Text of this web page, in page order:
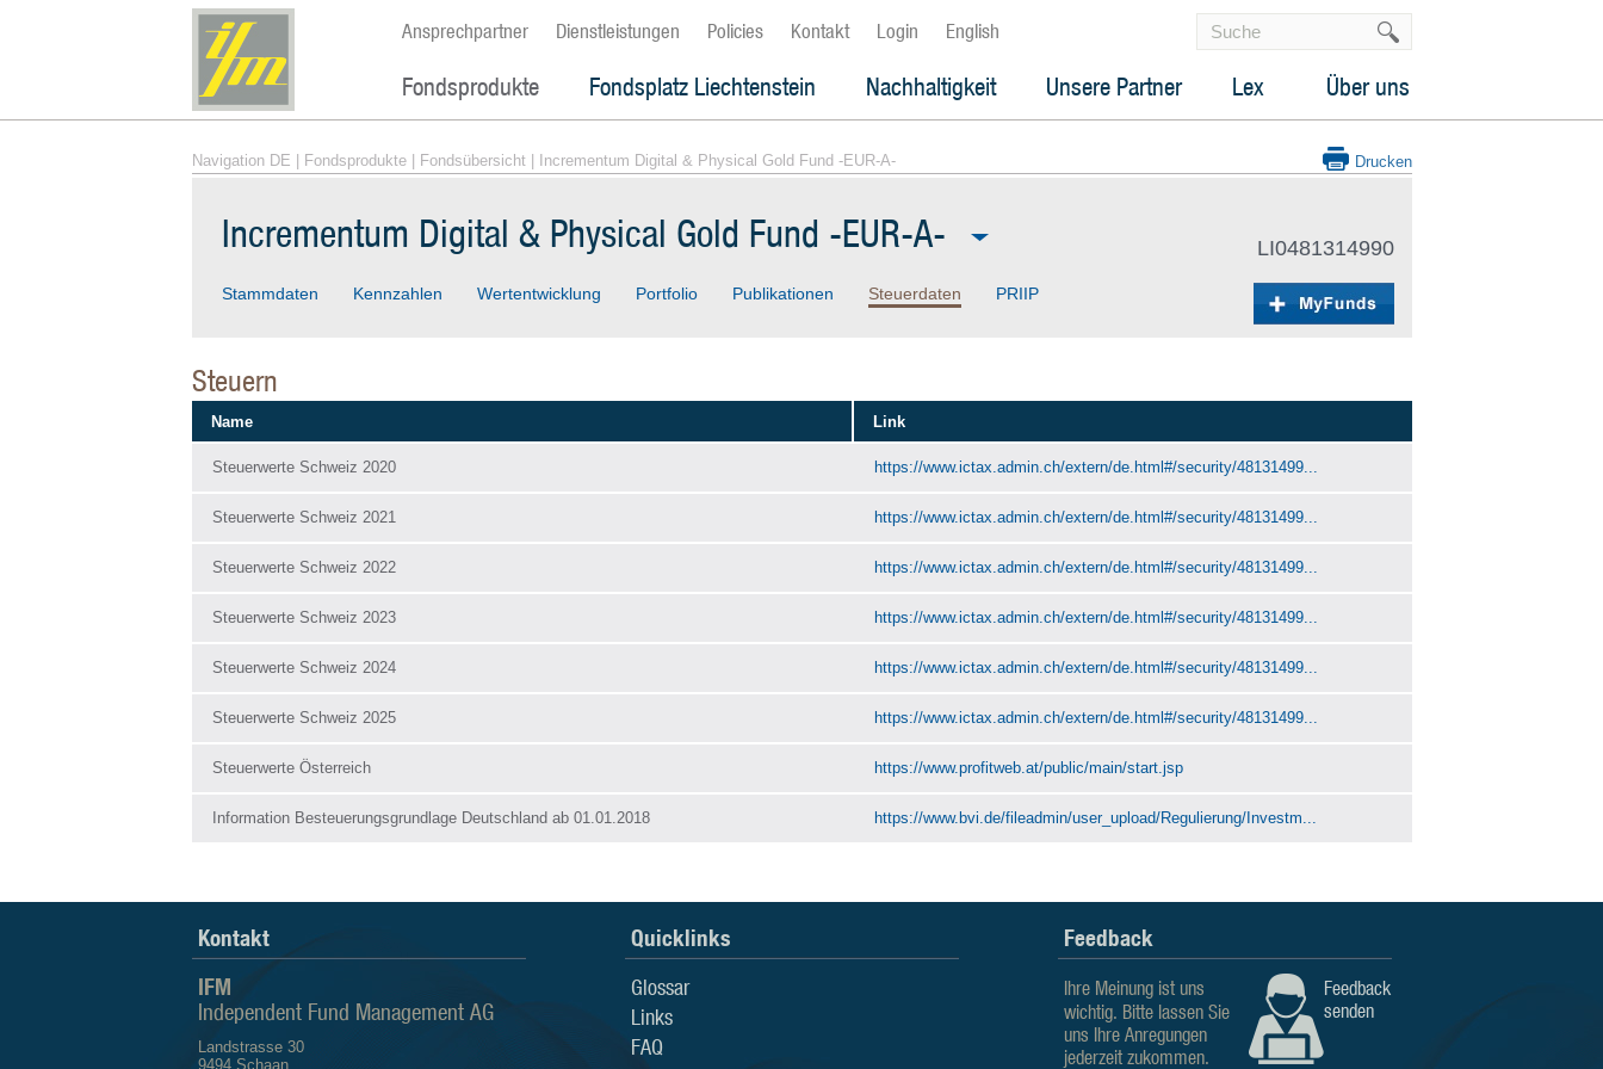
Ansprechpartner Dienstleistungen Policies Kontakt Login English
Fondsprodukte Fondsplatz Liechtenstein Nachhaltigkeit Unsere Partner Lex Über uns
Navigation DE Fondsprodukte| Fondsübersicht| Incrementum Digital & Physical Gold Fund -EUR-A- Drucken
Incrementum Digital & Physical Gold Fund -EUR-A- LI0481314990
Stammdaten Kennzahlen Wertentwicklung Portfolio Publikationen Steuerdaten PRIIP
Steuern
Name Link
Steuerwerte Schweiz 2020 https://www.ictax.admin.ch/extern/de.html#/security/48131499...
Steuerwerte Schweiz 2021 https://www.ictax.admin.ch/extern/de.html#/security/48131499...
Steuerwerte Schweiz 2022 https://www.ictax.admin.ch/extern/de.html#/security/48131499...
Steuerwerte Schweiz 2023 https://www.ictax.admin.ch/extern/de.html#/security/48131499...
Steuerwerte Schweiz 2024 https://www.ictax.admin.ch/extern/de.html#/security/48131499...
Steuerwerte Schweiz 2025 https://www.ictax.admin.ch/extern/de.html#/security/48131499...
Steuerwerte Österreich https://www.profitweb.at/public/main/start.jsp
Information Besteuerungsgrundlage Deutschland ab 01.01.2018 https://www.bvi.de/fileadmin/user_upload/Regulierung/Investm...
Kontakt
IFM
Independent Fund Management AG
Landstrasse 30
9494 Schaan
Quicklinks
Glossar
Links
FAQ
Feedback
Feedback
senden
Ihre Meinung ist uns
wichtig. Bitte lassen Sie
uns Ihre Anregungen
jederzeit zukommen.